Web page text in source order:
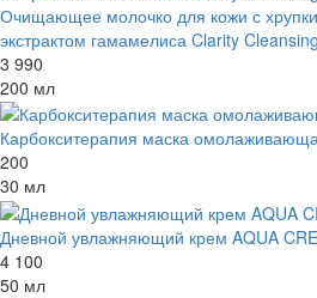
Очищающее молочко для кожи с
экстрактом гамамелиса Clarity
3 990
200 мл
Карбокситерапия маска
200
30 мл
Дневной увлажняющий крем AQUA
4 100
50 мл